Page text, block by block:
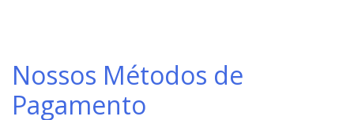
Nossos Métodos de
Pagamento